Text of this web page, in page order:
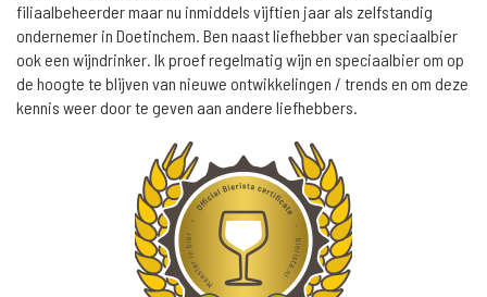
filiaalbeheerder maar nu inmiddels vijftien jaar als zelfstandig
ondernemer in Doetinchem. Ben naast liefhebber van speciaalbier
ook een wijndrinker. Ik proef regelmatig wijn en speciaalbier om op
de hoogte te blijven van nieuwe ontwikkelingen / trends en om deze
kennis weer door te geven aan andere liefhebbers.